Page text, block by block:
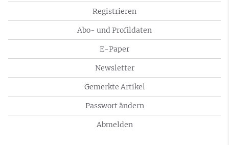
Registrieren
Abo- und Profildaten
E-Paper
Newsletter
Gemerkte Artikel
Passwort ändern
Abmelden